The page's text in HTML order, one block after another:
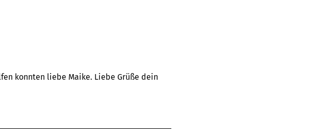
konnten liebe Maike. Liebe Grüße dein